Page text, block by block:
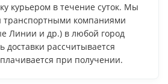
курьером в течение суток. Мы
транспортными компаниями
Линии и др.) в любой город
доставки рассчитывается
при получении.